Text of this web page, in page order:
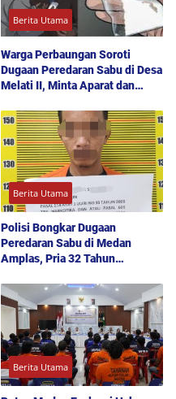
Berita Utama
Warga Perbaungan Soroti
Dugaan Peredaran Sabu di Desa
Melati II, Minta Aparat dan
Berita Utama
Polisi Bongkar Dugaan
Peredaran Sabu di Medan
Amplas, Pria 32 Tahun
Barang Bukti
Berita Utama